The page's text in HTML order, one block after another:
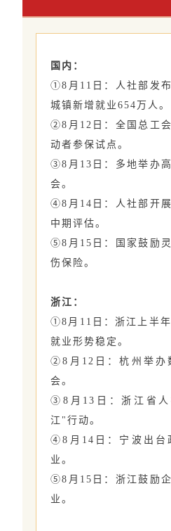
国内：
①8月11日：人社部发布
城镇新增就业654万人
②8月12日：全国总工
动者参保试点。
③8月13日：多地举办
会。
④8月14日：人社部开
中期评估。
⑤8月15日：国家鼓励
伤保险。
浙江：
①8月11日：浙江上半年
就业形势稳定。
②8月12日：杭州举办
会。
③8月13日：浙江省
江"行动。
④8月14日：宁波出台
业。
⑤8月15日：浙江鼓励
业。